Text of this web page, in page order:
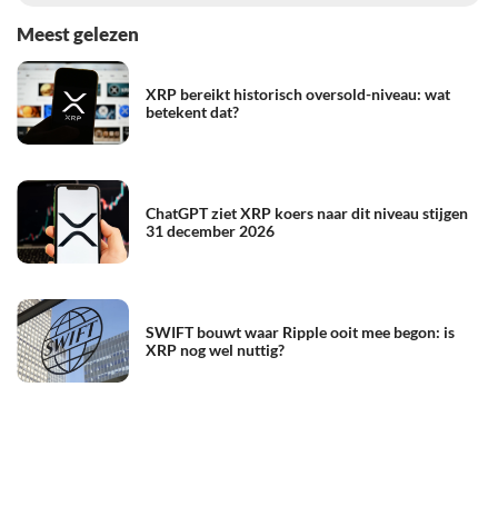
Meest gelezen
XRP bereikt historisch oversold-niveau: wat
betekent dat?
ChatGPT ziet XRP koers naar dit niveau stijgen
31 december 2026
SWIFT bouwt waar Ripple ooit mee begon: is
XRP nog wel nuttig?